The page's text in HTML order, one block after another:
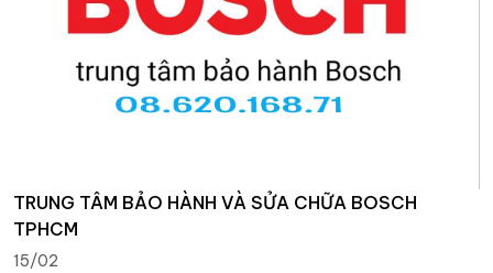
TRUNG TÂM BẢO HÀNH VÀ SỬA CHỮA BOSCH
TPHCM
15/02